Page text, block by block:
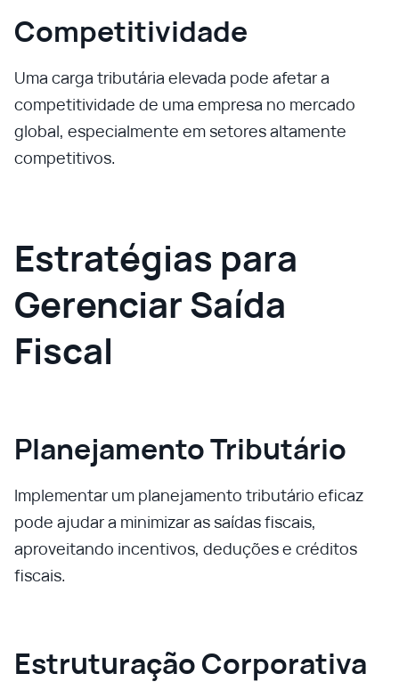
Competitividade
Uma carga tributária elevada pode afetar a
competitividade de uma empresa no mercado
global, especialmente em setores altamente
competitivos.
Estratégias para
Gerenciar Saída
Fiscal
Planejamento Tributário
Implementar um planejamento tributário eficaz
pode ajudar a minimizar as saídas fiscais,
aproveitando incentivos, deduções e créditos
fiscais.
Estruturação Corporativa